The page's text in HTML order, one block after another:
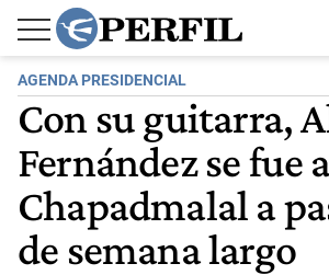
AGENDA PRESIDENCIAL
Con su guitarra,
Fernández se fue
Chapadmalal a
de semana largo